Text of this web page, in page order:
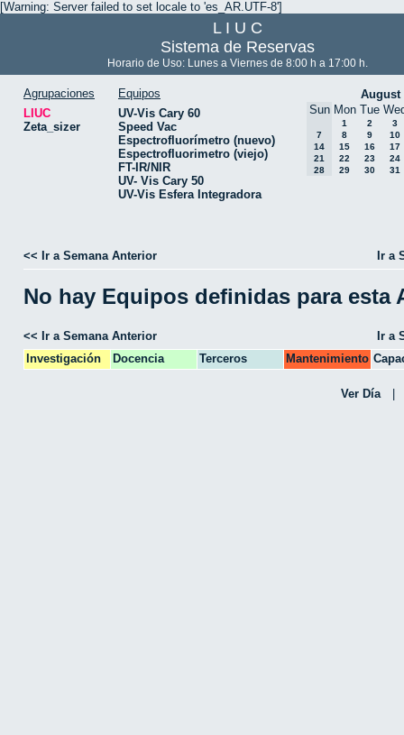
[Warning: Server failed to set locale to 'es_AR.UTF-8']
L I U C
Sistema de Reservas
Horario de Uso: Lunes a Viernes de 8:00 h a 17:00 h.
Agrupaciones
LIUC
Zeta_sizer
Equipos
UV-Vis Cary 60
Speed Vac
Espectrofluorímetro (nuevo)
Espectrofluorimetro (viejo)
FT-IR/NIR
UV- Vis Cary 50
UV-Vis Esfera Integradora
August
Sun Mon Tue
1 2
3
7
8 9
10
14
15 16
17
21
22 23
24
28
29 30 31
<< Ir a Semana Anterior Ir a
No hay Equipos definidas para esta
<< Ir a Semana Anterior
Ir a
Investigación
Docencia Terceros Mantenimiento
CPA
Ver Día